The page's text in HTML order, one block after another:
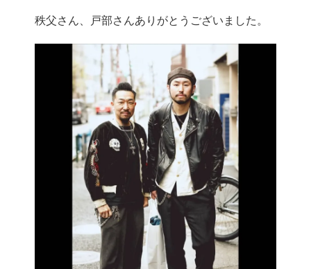
秩父さん、戸部さんありがとうございました。